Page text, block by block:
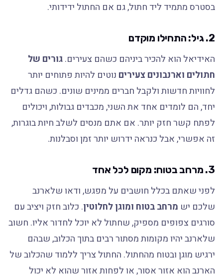
בסטרס מתמיד ליד חתול, גם אם החתול ידידותי.
2. גיל: התחילו מוקדם
האידיאל הוא להכיר ביניהם כשהם צעירים.גורים של
חתולים וארנבונים צעיריםנוטים להיות פתוחים יותר
לחוויות חדשות ולקבל חברים ממינים שונים. כשהם גדלים
יחד, הם לומדים אחד את השני, מכבדים גבולות, ויכולים
לפתח קשר חזק יותר. אם אתם מנסים לשלב חיות בוגרות,
זה אפשרי, אבל כנראה ידרוש יותר זמן וסבלנות.
3. מרחב בטוח: מקום לכל אחד
לפני שאתם בכלל חושבים על מפגש, ודאו שלארנב
שלכם ישמרחב בטוח ומוגן לחלוטין. כלוב חזק ויציב עם
סורגים צפופים מספיק, שחתול לא יוכל לחדור אליו. חשוב
שלארנב יהיו מקומות מסתור רבים בתוך הכלוב, שבהם
ירגיש מוגן ובטוח מהחתול. החתול צריך ללמוד שהכלוב של
הארנב הוא אזור אסור, או לפחות אזור שהוא לא יכול